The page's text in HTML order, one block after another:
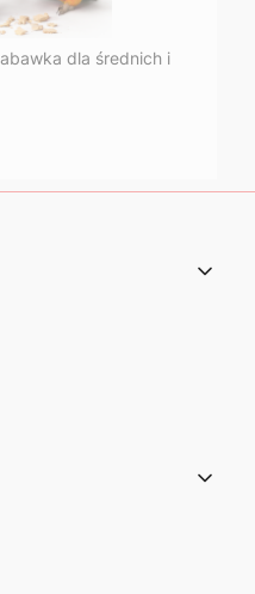
dla średnich i